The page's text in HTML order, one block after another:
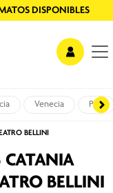
LUGAR
Venecia Pisa
BELLINI
CATANIA
BELLINI